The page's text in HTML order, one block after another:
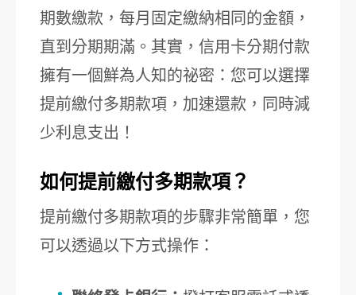
期數繳款，每月固定繳納相同的金額，
直到分期期滿。其實，信用卡分期付款
擁有一個鮮為人知的祕密：您可以選擇
提前繳付多期款項，加速還款，同時減
少利息支出！
如何提前繳付多期款項？
提前繳付多期款項的步驟非常簡單，您
可以透過以下方式操作：